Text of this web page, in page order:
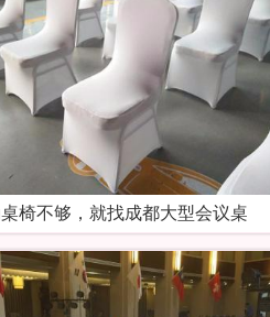
椅不够，就找成都大型会议桌